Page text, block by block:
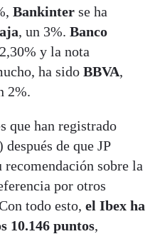
Bankinter se ha
, un 3%. Banco
y la nota
ha sido BBVA,
2%.
que han registrado
de que JP
sobre la
por otros
todo esto, el Ibex ha
10.146 puntos,